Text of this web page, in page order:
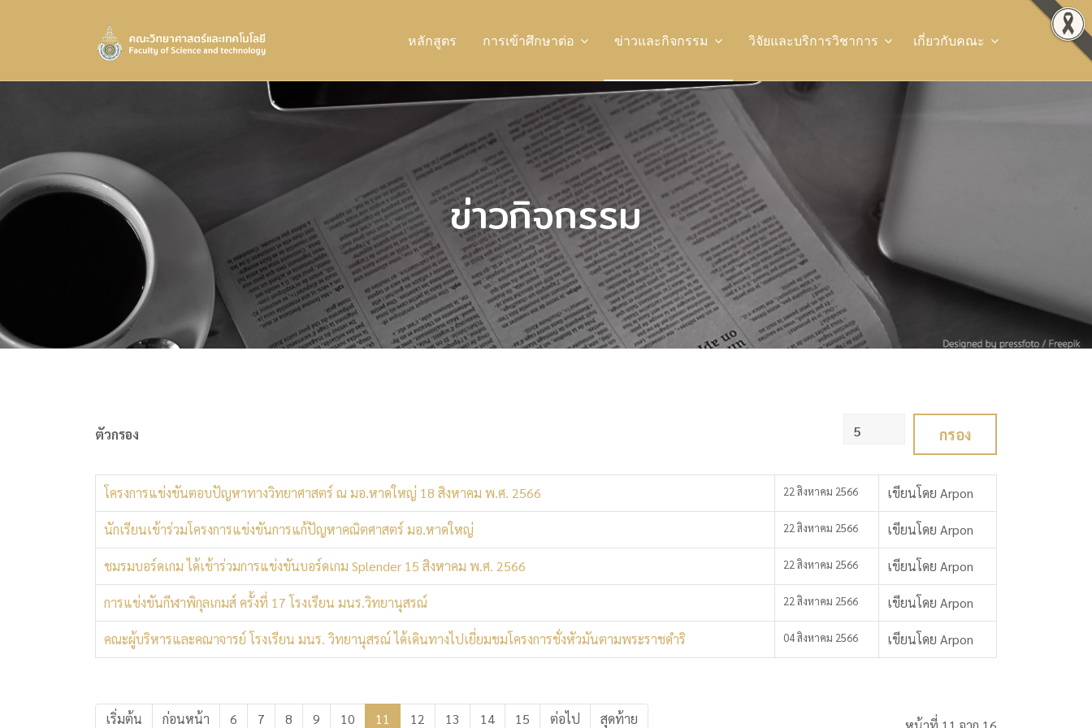
หลักสูตร การเข้าศึกษาต่อ ข่าวและกิจกรรม วิจัยและบริการวิชาการ เกี่ยวกับคณะ
ข่าวกิจกรรม
ตัวกรอง กรอง
โครงการแข่งขันตอบปัญหาทางวิทยาศาสตร์ ณ มอ.หาดใหญ่ 18 สิงหาคม พ.ศ. 2566 22 สิงหาคม 2566 เขียนโดย Arpon
นักเรียนเข้าร่วมโครงการแข่งขันการแก้ปัญหาคณิตศาสตร์ มอ.หาดใหญ่ 22 สิงหาคม 2566 เขียนโดย Arpon
ชมรมบอร์ดเกม ได้เข้าร่วมการแข่งขันบอร์ดเกม Splender 15 สิงหาคม พ.ศ. 2566 22 สิงหาคม 2566 เขียนโดย Arpon
การแข่งขันกีฬาพิกุลเกมส์ ครั้งที่ 17 โรงเรียน มนร.วิทยานุสรณ์ 22 สิงหาคม 2566 เขียนโดย Arpon
คณะผู้บริหารและคณาจารย์ โรงเรียน มนร. วิทยานุสรณ์ ได้เดินทางไปเยี่ยมชมโครงการชั่งหัวมันตามพระราชดำริ 04 สิงหาคม 2566 เขียนโดย Arpon
เริ่มต้น ก่อนหน้า 6 7 8 9 10 11 12 13 14 15 ต่อไป สุดท้าย